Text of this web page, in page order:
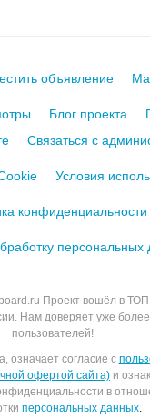
Проект вошёл в
Нам доверяет уже
пользователей!
означает согласие с
офертой сайта) и
в
персональных данных.
объявление
Блог проекта
Связаться с
Условия
конфиденциальности
персональных